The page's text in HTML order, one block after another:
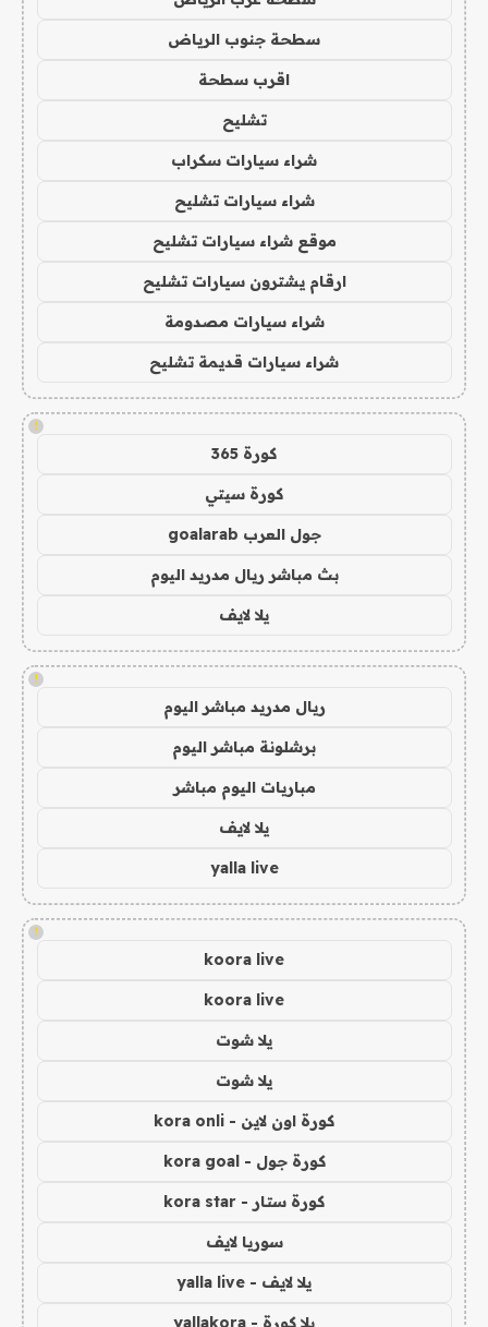
سطحة جنوب الرياض
اقرب سطحة
تشليح
شراء سيارات سكراب
شراء سيارات تشليح
موقع شراء سيارات تشليح
ارقام يشترون سيارات تشليح
شراء سيارات مصدومة
شراء سيارات قديمة تشليح
!
كورة 365
كورة سيتي
جول العرب goalarab
بث مباشر ريال مدريد اليوم
يلا لايف
!
ريال مدريد مباشر اليوم
برشلونة مباشر اليوم
مباريات اليوم مباشر
يلا لايف
yalla live
!
koora live
koora live
يلا شوت
يلا شوت
كورة اون لاين - kora onli
كورة جول - kora goal
كورة ستار - kora star
سوريا لايف
يلا لايف - yalla live
يلا كورة - yallakora